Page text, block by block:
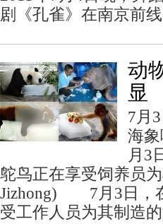
剧《孔雀》在南京前线
动
显
7月
海
月3
鸵鸟正在享受饲养员
Jizhong) 7月3日，
受工作人员为其制造的